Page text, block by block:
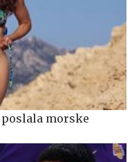
poslala morske